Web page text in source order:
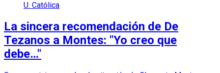
U. Católica
La sincera recomendación de De
Tezanos a Montes: "Yo creo que
debe…"